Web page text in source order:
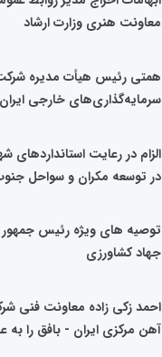
معاونت هنری وزارت ارشاد
همتی رئیس هیأت مدیره
سرمایه‌گذاری‌های خارجی
الزام در رعایت استاندار‌دهای
در توسعه مکران و سواحل
توصیه های ویژه رئیس جمهور
جهاد کشاورزی
احمد زکی زاده معاونت فنی
آهن مرکزی ایران - بافق را به